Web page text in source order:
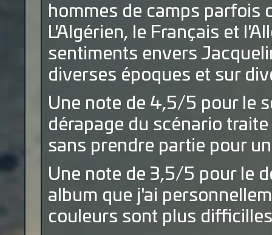
hommes de camps parfois
L'Algérien, le Français et
sentiments envers
diverses époques et sur
Une note de 4,5/5 pour le
dérapage du scénario
sans prendre partie pour
Une note de 3,5/5 pour le
album que j'ai
cou eurs sont p us d ifci es